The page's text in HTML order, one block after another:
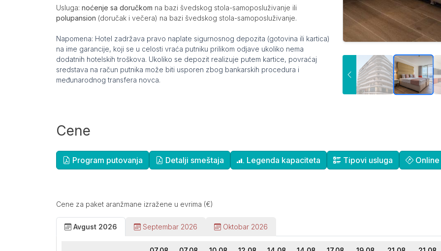
Usluga: noćenje sa doručkom na bazi švedskog stola-samoposluživanje ili
polupansion (doručak i večera) na bazi švedskog stola-samoposluživanje.
Napomena: Hotel zadržava pravo naplate sigurnosnog depozita (gotovina ili kartica)
na ime garancije, koji se u celosti vraća putniku prilikom odjave ukoliko nema
dodatnih hotelskih troškova. Ukoliko se depozit realizuje putem kartice, povraćaj
sredstava na račun putnika može biti usporen zbog bankarskih procedura i
međunarodnog transfera novca.
Cene
Cene za paket aranžmane izražene u evrima (€)
Avgust 2026 Septembar 2026 Oktobar 2026
Dopunske informacije
Program putovanja Detalji smeštaja Legenda kapaciteta Tipovi usluga